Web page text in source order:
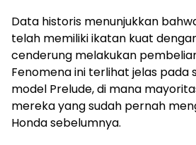
Data historis menunjukkan
telah memiliki ikatan kuat
cenderung melakukan
Fenomena ini terlihat jelas pada
model Prelude, di mana
mereka yang sudah pernah
Honda sebelumnya.